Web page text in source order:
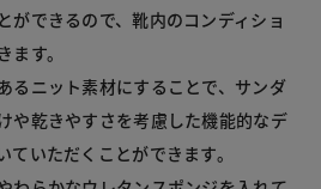
ができるので、靴内のコンディショ
す。
るニット素材にすることで、サンダ
や乾きやすさを考慮した機能的なデ
いただくことができます。